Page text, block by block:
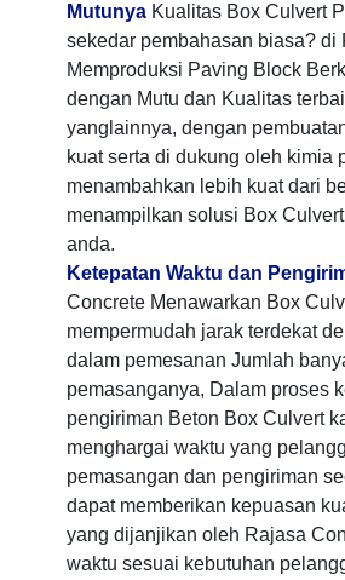
Mutunya Kualitas Box Culvert
sekedar pembahasan biasa? di
Memproduksi Paving Block
dengan Mutu dan Kualitas
yanglainnya, dengan
kuat serta di dukung oleh kimia
menambahkan lebih kuat dari
menampilkan solusi Box
anda.
Ketepatan Waktu dan
Concrete Menawarkan Box
mempermudah jarak terdekat
dalam pemesanan Jumlah
pemasanganya, Dalam proses
pengiriman Beton Box Culvert
menghargai waktu yang
pemasangan dan pengiriman
dapat memberikan kepuasan
yang dijanjikan oleh Rajasa
waktu sesuai kebutuhan